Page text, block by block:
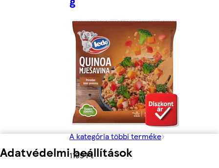
Adatvédelmi beállítások
A kategória többi terméke
1199 Ft